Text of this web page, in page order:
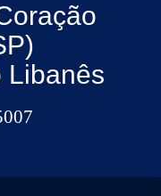
Libanês